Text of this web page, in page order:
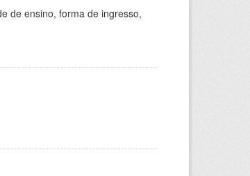
de ensino, forma de ingresso,